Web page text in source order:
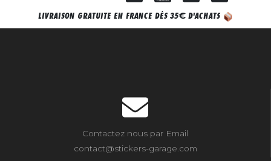
LIVRAISON GRATUITE EN FRANCE DÈS 35€ D'ACHATS
Contactez nous par Email
contact@stickers-garage.com